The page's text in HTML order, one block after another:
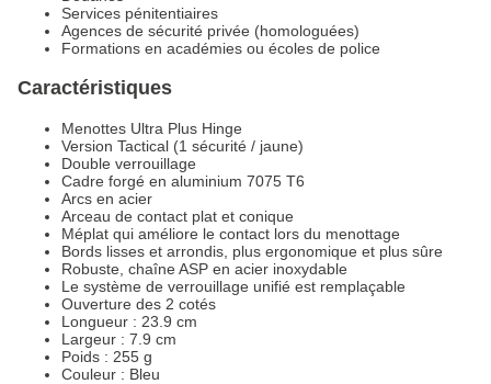
Services pénitentiaires
Agences de sécurité privée (homologuées)
Formations en académies ou écoles de police
Caractéristiques
Menottes Ultra Plus Hinge
Version Tactical (1 sécurité / jaune)
Double verrouillage
Cadre forgé en aluminium 7075 T6
Arcs en acier
Arceau de contact plat et conique
Méplat qui améliore le contact lors du menottage
Bords lisses et arrondis, plus ergonomique et plus sûre
Robuste, chaîne ASP en acier inoxydable
Le système de verrouillage unifié est remplaçable
Ouverture des 2 cotés
Longueur : 23.9 cm
Largeur : 7.9 cm
Poids : 255 g
Couleur : Bleu